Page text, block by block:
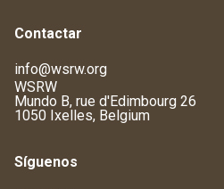
Contactar
info@wsrw.org
WSRW
Mundo B, rue d'Edimbourg 26
1050 Ixelles, Belgium
Síguenos